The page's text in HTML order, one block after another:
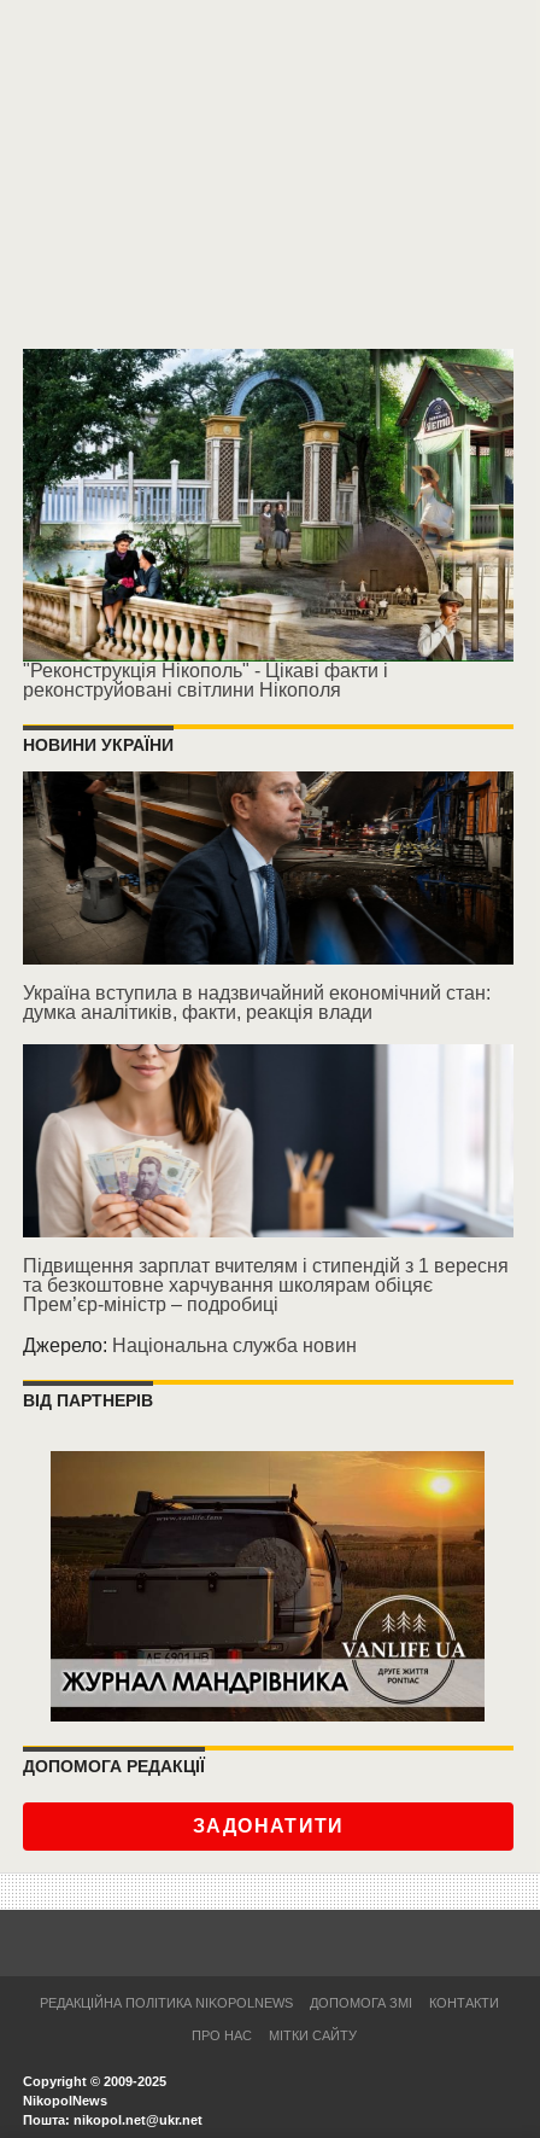
"Реконструкція Нікополь" - Цікаві факти і
реконструйовані світлини Нікополя
НОВИНИ УКРАЇНИ
Україна вступила в надзвичайний економічний стан:
думка аналітиків, факти, реакція влади
Підвищення зарплат вчителям і стипендій з 1 вересня
та безкоштовне харчування школярам обіцяє
Прем’єр-міністр – подробиці
Джерело: Національна служба новин
ВІД ПАРТНЕРІВ
ДОПОМОГА РЕДАКЦІЇ
ЗАДОНАТИТИ
РЕДАКЦІЙНА ПОЛІТИКА NIKOPOLNEWS ДОПОМОГА ЗМІ КОНТАКТИ
ПРО НАС МІТКИ САЙТУ
Copyright © 2009-2025
NikopolNews
Пошта: nikopol.net@ukr.net